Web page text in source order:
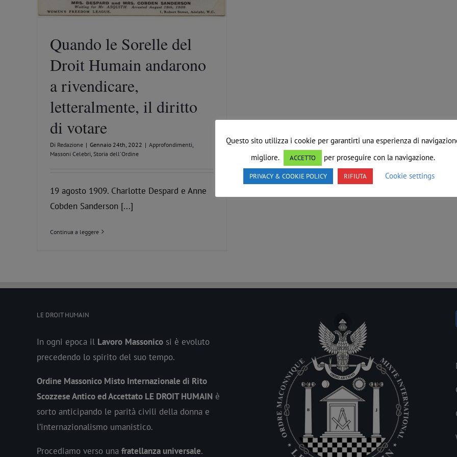
Quando le Sorelle del
Droit Humain andarono
a rivendicare,
letteralmente, il diritto
di votare
Di Redazione | Gennaio 24th, 2022 | Approfondimenti
Massoni Celebri Storia dell'Ordine
19 agosto 1909. Charlotte Despard e Anne
Cobden Sanderson [...]
Continua a leggere
LE DROIT HUMAIN
In ogni epoca il Lavoro Massonico si è evoluto
precedendo lo spirito del suo tempo.
Ordine Massonico Misto Internazionale di Rito
Scozzese Antico ed Accettato LE DROIT HUMAIN è
sorto anticipando le parità civili della donna e
l’internazionalismo umanistico.
Procediamo verso una fratellanza universale.
Questo sito utilizza i cookie per garantirti una esperienza di
migliore.
ACCETTO per proseguire con la navigazione.
PRIVACY & COOKIE POLICY RIFIUTA Cookie settings